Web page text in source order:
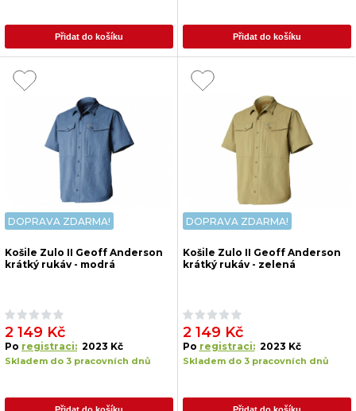
Přidat do košíku Přidat do košíku
DOPRAVA ZDARMA!
Košile Zulo II Geoff Anderson
krátký rukáv - modrá
2 149 Kč
Po registraci: 2023 Kč
Skladem do 3 pracovních dnů
Přidat do košíku
DOPRAVA ZDARMA!
Košile Zulo II Geoff Anderson
krátký rukáv - zelená
2 149 Kč
Po registraci: 2023 Kč
Skladem do 3 pracovních dnů
Přidat do košíku